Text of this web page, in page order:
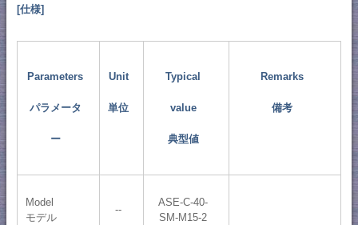
[仕様]
Parameters
パラメータ
ー
Unit
単位
Typical
value
典型値
Remarks
備考
Model
モデル
--
ASE-C-40-
SM-M15-2